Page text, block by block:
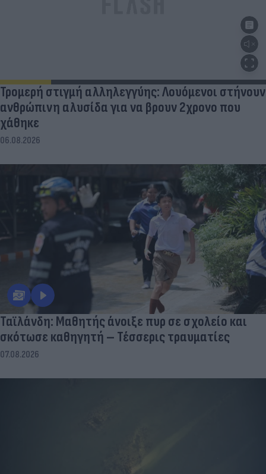
Τρομερή στιγμή αλληλεγγύης: Λουόμενοι στήνουν
ανθρώπινη αλυσίδα για να βρουν 2χρονο που
χάθηκε
06.08.2026
Ταϊλάνδη: Μαθητής άνοιξε πυρ σε σχολείο και
σκότωσε καθηγητή – Τέσσερις τραυματίες
07.08.2026